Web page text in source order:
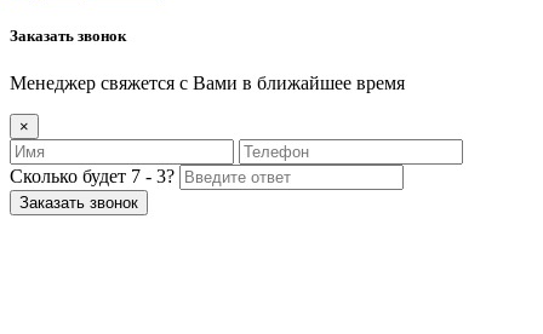
Заказать звонок
Менеджер свяжется с Вами в ближайшее время
×
Сколько будет 7 - 3?